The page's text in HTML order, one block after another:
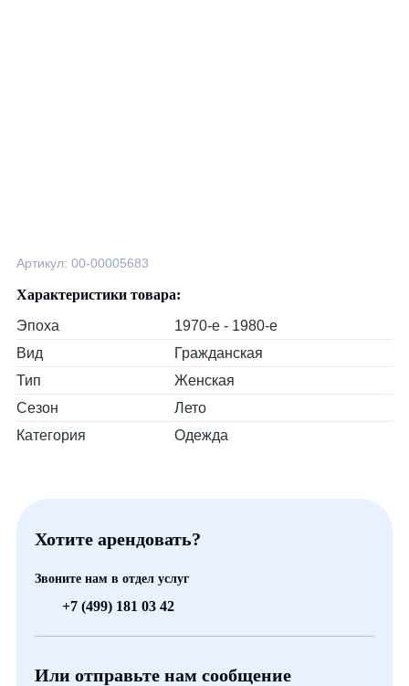
Артикул: 00-00005683
Характеристики товара:
Эпоха
1970-е - 1980-е
Вид
Гражданская
Тип
Женская
Сезон
Лето
Категория
Одежда
Хотите арендовать?
Звоните нам в отдел услуг
+7 (499) 181 03 42
Или отправьте нам сообщение